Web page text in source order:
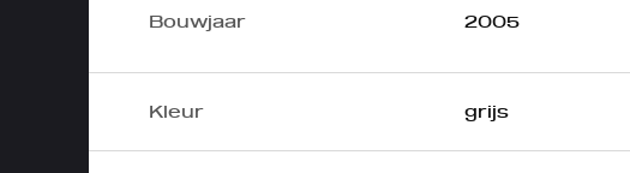
Bouwjaar 2005
Kleur grijs